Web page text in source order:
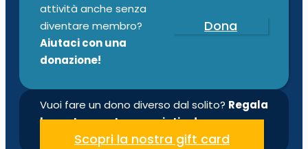
attività anche senza
diventare membro?
Aiutaci con una
donazione!
Dona
Vuoi fare un dono diverso dal solito? Regala
la nostra quota associativa!
Scopri la nostra gift card